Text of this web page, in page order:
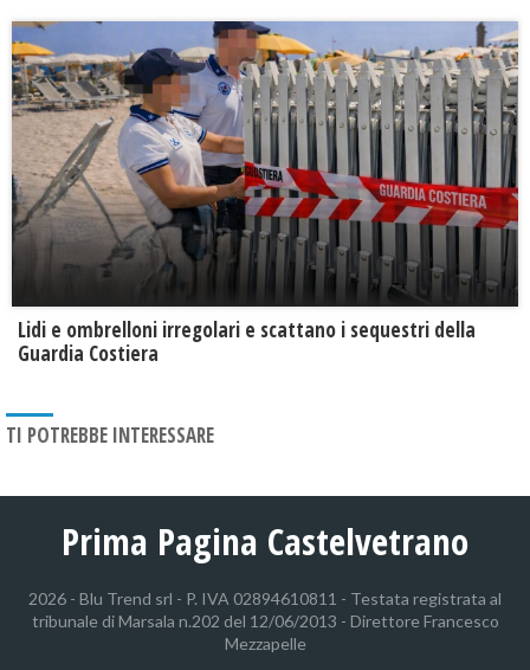
Lidi e ombrelloni irregolari e scattano i sequestri della
Guardia Costiera
TI POTREBBE INTERESSARE
Prima Pagina Castelvetrano
2026 - Blu Trend srl - P. IVA 02894610811 - Testata registrata al
tribunale di Marsala n.202 del 12/06/2013 - Direttore Francesco
Mezzapelle